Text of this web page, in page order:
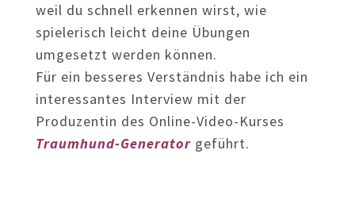
weil du schnell erkennen wirst, wie
spielerisch leicht deine Übungen
umgesetzt werden können.
Für ein besseres Verständnis habe ich ein
interessantes Interview mit der
Produzentin des Online-Video-Kurses
Traumhund-Generatorgeführt.